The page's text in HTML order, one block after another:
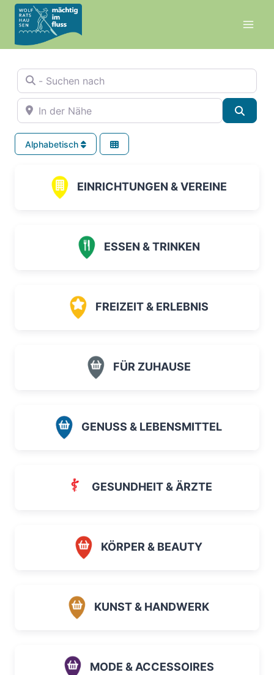
Zum
Inhalt
springen
- Suchen nach
In der Nähe
Alphabetisch
EINRICHTUNGEN & VEREINE
ESSEN & TRINKEN
FREIZEIT & ERLEBNIS
FÜR ZUHAUSE
GENUSS & LEBENSMITTEL
GESUNDHEIT & ÄRZTE
KÖRPER & BEAUTY
KUNST & HANDWERK
MODE & ACCESSOIRES